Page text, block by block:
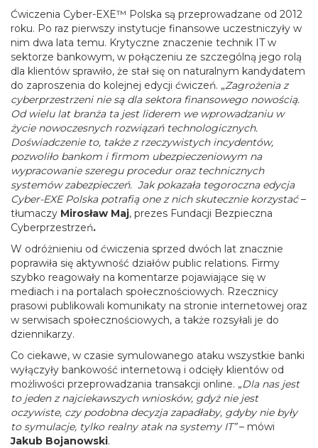
Ćwiczenia Cyber-EXE™ Polska są przeprowadzane od 2012
roku. Po raz pierwszy instytucje finansowe uczestniczyły w
nim dwa lata temu. Krytyczne znaczenie technik IT w
sektorze bankowym, w połączeniu ze szczególną jego rolą
dla klientów sprawiło, że stał się on naturalnym kandydatem
do zaproszenia do kolejnej edycji ćwiczeń. „Zagrożenia z
cyberprzestrzeni nie są dla sektora finansowego nowością.
Od wielu lat branża ta jest liderem we wprowadzaniu w
życie nowoczesnych rozwiązań technologicznych.
Doświadczenie to, także z rzeczywistych incydentów,
pozwoliło bankom i firmom ubezpieczeniowym na
wypracowanie szeregu procedur oraz technicznych
systemów zabezpieczeń. Jak pokazała tegoroczna edycja
Cyber-EXE Polska potrafią one z nich skutecznie korzystać–
tłumaczy Mirosław Maj, prezes Fundacji Bezpieczna
Cyberprzestrzeń.
W odróżnieniu od ćwiczenia sprzed dwóch lat znacznie
poprawiła się aktywność działów public relations. Firmy
szybko reagowały na komentarze pojawiające się w
mediach i na portalach społecznościowych. Rzecznicy
prasowi publikowali komunikaty na stronie internetowej oraz
w serwisach społecznościowych, a także rozsyłali je do
dziennikarzy.
Co ciekawe, w czasie symulowanego ataku wszystkie banki
wyłączyły bankowość internetową i odcięły klientów od
możliwości przeprowadzania transakcji online. „Dla nas jest
to jeden z najciekawszych wniosków, gdyż nie jest
oczywiste, czy podobna decyzja zapadłaby, gdyby nie były
to symulacje, tylko realny atak na systemy IT”– mówi
Jakub Bojanowski.